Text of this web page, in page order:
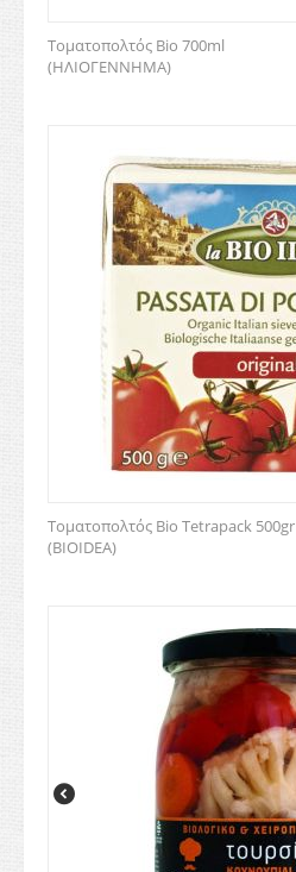
Τοματοπολτός Bio 700ml
(ΗΛΙΟΓΕΝΝΗΜΑ)
Τοματοπολτός Bio Tetrapack 500gr
(BIOIDEA)